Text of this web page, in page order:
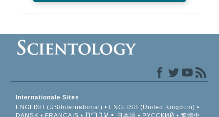
Internationale Sites
ENGLISH (US/International)
ENGLISH (United Kingdom)
DANSK
FRANÇAIS עברית 日本語 РУССКИЙ 繁體中